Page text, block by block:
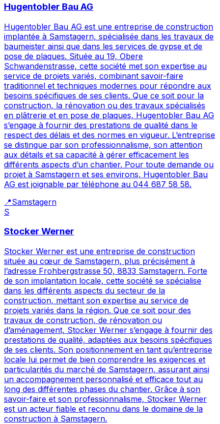
Hugentobler Bau AG
Hugentobler Bau AG est une entreprise de construction
implantée à Samstagern, spécialisée dans les travaux de
baumeister ainsi que dans les services de gypse et de
pose de plaques. Située au 19, Obere
Schwandenstrasse, cette société met son expertise au
service de projets variés, combinant savoir-faire
traditionnel et techniques modernes pour répondre aux
besoins spécifiques de ses clients. Que ce soit pour la
construction, la rénovation ou des travaux spécialisés
en plâtrerie et en pose de plaques, Hugentobler Bau AG
s’engage à fournir des prestations de qualité dans le
respect des délais et des normes en vigueur. L’entreprise
se distingue par son professionnalisme, son attention
aux détails et sa capacité à gérer efficacement les
différents aspects d’un chantier. Pour toute demande ou
projet à Samstagern et ses environs, Hugentobler Bau
AG est joignable par téléphone au 044 687 58 58.
📍Samstagern
S
Stocker Werner
Stocker Werner est une entreprise de construction
située au cœur de Samstagern, plus précisément à
l’adresse Frohbergstrasse 50, 8833 Samstagern. Forte
de son implantation locale, cette société se spécialise
dans les différents aspects du secteur de la
construction, mettant son expertise au service de
projets variés dans la région. Que ce soit pour des
travaux de construction, de rénovation ou
d’aménagement, Stocker Werner s’engage à fournir des
prestations de qualité, adaptées aux besoins spécifiques
de ses clients. Son positionnement en tant qu’entreprise
locale lui permet de bien comprendre les exigences et
particularités du marché de Samstagern, assurant ainsi
un accompagnement personnalisé et efficace tout au
long des différentes phases du chantier. Grâce à son
savoir-faire et son professionnalisme, Stocker Werner
est un acteur fiable et reconnu dans le domaine de la
construction à Samstagern.